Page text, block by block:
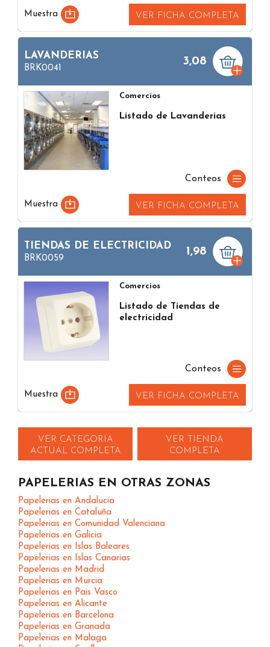
Muestra VER FICHA COMPLETA
LAVANDERIAS
BRK0041
3,08
Comercios
Listado de Lavanderias
Conteos
Muestra VER FICHA COMPLETA
TIENDAS DE ELECTRICIDAD
BRK0059
1,98
Comercios
Listado de Tiendas de
electricidad
Conteos
Muestra VER FICHA COMPLETA
VER CATEGORIA
ACTUAL COMPLETA
VER TIENDA
COMPLETA
PAPELERIAS EN OTRAS ZONAS
Papelerias en Andalucia
Papelerias en Cataluña
Papelerias en Comunidad Valenciana
Papelerias en Galicia
Papelerias en Islas Baleares
Papelerias en Islas Canarias
Papelerias en Madrid
Papelerias en Murcia
Papelerias en Pais Vasco
Papelerias en Alicante
Papelerias en Barcelona
Papelerias en Granada
Papelerias en Malaga